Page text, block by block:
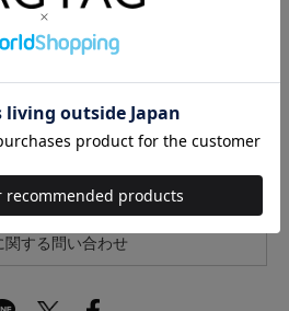
サイズの測り方について
はこちら
関する問い合わせ